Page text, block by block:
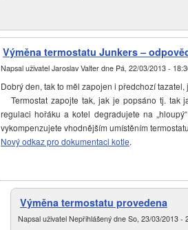
Výměna termostatu Junkers –
Napsal uživatel Jaroslav Valter dne Pá, 22/03/2013 -
Dobrý den, tak to měl zapojen i předchozí
Termostat zapojte tak, jak je popsáno tj. tak
regulaci hořáku a kotel degradujete na
vykompenzujete vhodnějším umístěním
Nový odkaz pro dokumentaci kotle.
Výměna termostatu provedena
Napsal uživatel Nepřihlášený dne So, 23/03/2013 -